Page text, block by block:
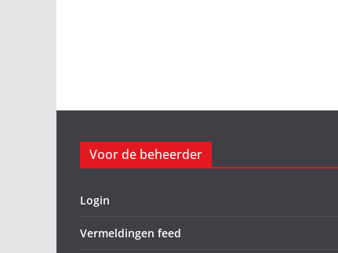
Voor de beheerder
Login
Vermeldingen feed